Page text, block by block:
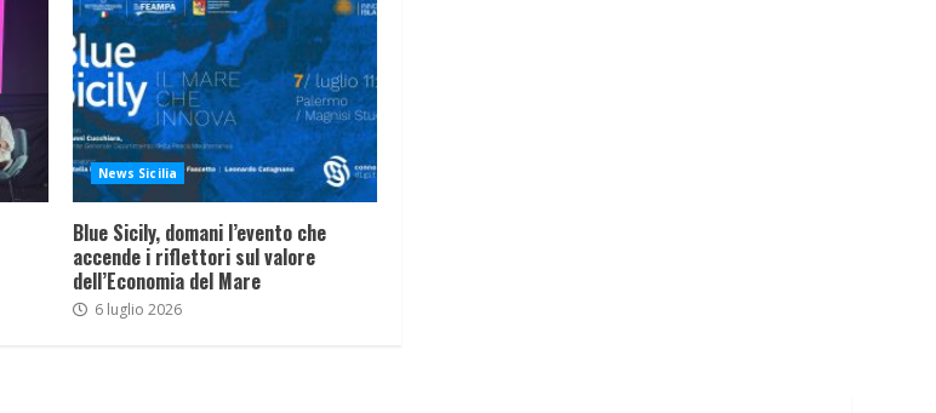
News Sicilia
Blue Sicily, domani l’evento che
accende i riflettori sul valore
dell’Economia del Mare
6 luglio 2026